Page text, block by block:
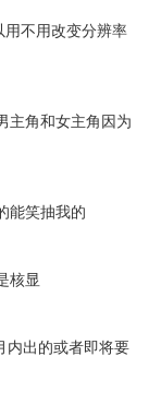
用不用改变分辨率
主角和女主角因为
能笑抽我的
核显
内出的或者即将要